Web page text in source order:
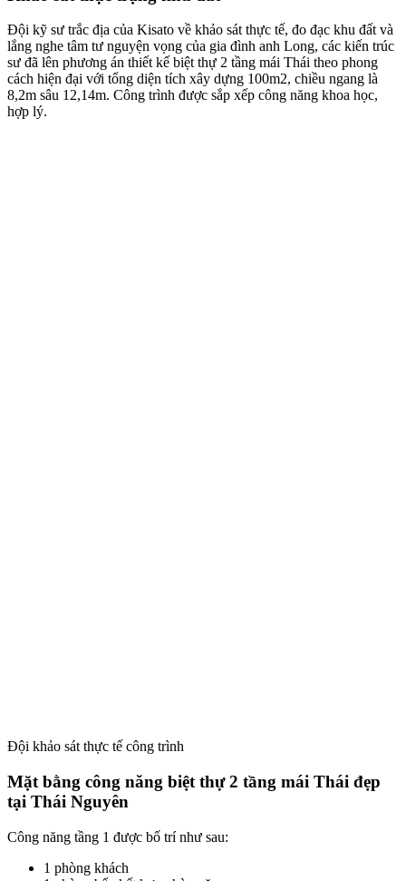
Đội kỹ sư trắc địa của Kisato về khảo sát thực tế, đo đạc khu đất và
lắng nghe tâm tư nguyện vọng của gia đình anh Long, các kiến trúc
sư đã lên phương án thiết kế biệt thự 2 tầng mái Thái theo phong
cách hiện đại với tổng diện tích xây dựng 100m2, chiều ngang là
8,2m sâu 12,14m. Công trình được sắp xếp công năng khoa học,
hợp lý.
Đội khảo sát thực tế công trình
Mặt bằng công năng biệt thự 2 tầng mái Thái đẹp
tại Thái Nguyên
Công năng tầng 1 được bố trí như sau:
1 phòng khách